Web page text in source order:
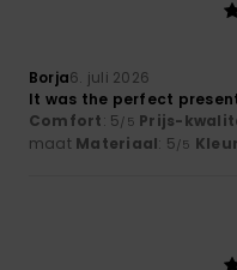
Borja6. juli 2026
It was the perfect
Comfort: 5/5 Prijs-
maat Materiaal: 5/5 Kleur